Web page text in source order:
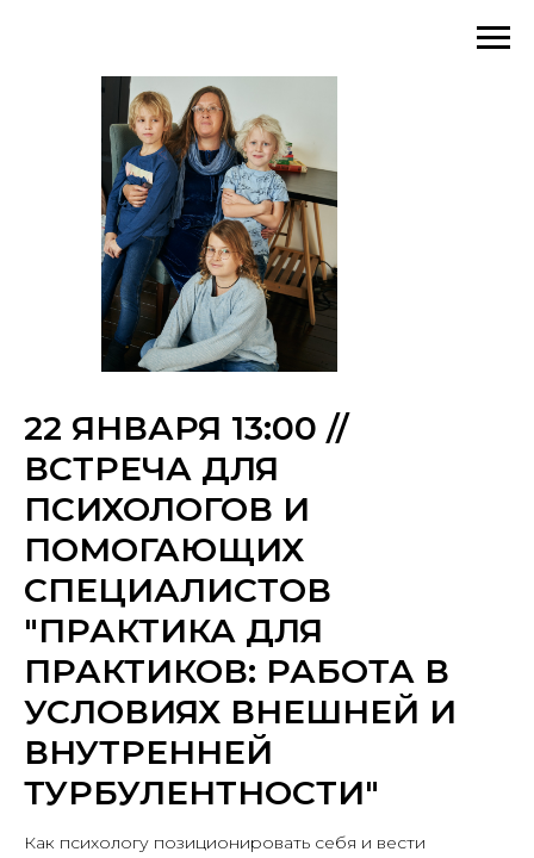
22 ЯНВАРЯ 13:00 //
ВСТРЕЧА ДЛЯ
ПСИХОЛОГОВ И
ПОМОГАЮЩИХ
СПЕЦИАЛИСТОВ
"ПРАКТИКА ДЛЯ
ПРАКТИКОВ: РАБОТА В
УСЛОВИЯХ ВНЕШНЕЙ И
ВНУТРЕННЕЙ
ТУРБУЛЕНТНОСТИ"
Как психологу позиционировать себя и вести